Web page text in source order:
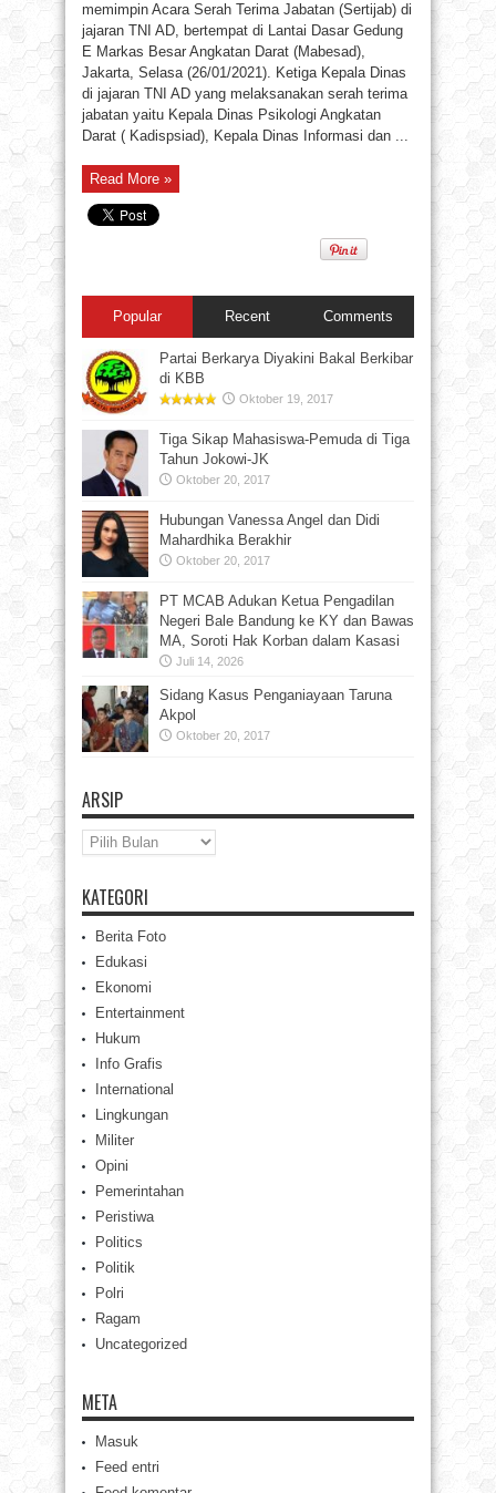
memimpin Acara Serah Terima Jabatan (Sertijab) di
jajaran TNI AD, bertempat di Lantai Dasar Gedung
E Markas Besar Angkatan Darat (Mabesad),
Jakarta, Selasa (26/01/2021). Ketiga Kepala Dinas
di jajaran TNI AD yang melaksanakan serah terima
jabatan yaitu Kepala Dinas Psikologi Angkatan
Darat ( Kadispsiad), Kepala Dinas Informasi dan ...
Read More »
Popular Recent Comments
Partai Berkarya Diyakini Bakal Berkibar
di KBB
Oktober 19, 2017
Tiga Sikap Mahasiswa-Pemuda di Tiga
Tahun Jokowi-JK
Oktober 20, 2017
Hubungan Vanessa Angel dan Didi
Mahardhika Berakhir
Oktober 20, 2017
PT MCAB Adukan Ketua Pengadilan
Negeri Bale Bandung ke KY dan Bawas
MA, Soroti Hak Korban dalam Kasasi
Juli 14, 2026
Sidang Kasus Penganiayaan Taruna
Akpol
Oktober 20, 2017
ARSIP
Arsip
KATEGORI
Berita Foto
Edukasi
Ekonomi
Entertainment
Hukum
Info Grafis
International
Lingkungan
Militer
Opini
Pemerintahan
Peristiwa
Politics
Politik
Polri
Ragam
Uncategorized
META
Masuk
Feed entri